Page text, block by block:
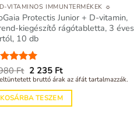
VITAMINOS IMMUNTERMÉKEK ☼
Protectis Junior + D-vitamin,
kiegészítő rágótabletta, 3 éves
10 db
5
Ft Original
price
2
980 Ft.
2 235 FtCurrent
price
2
235 Ft.
bruttó árak az áfát tartalmazzák.
KOSÁRBA TESZEM